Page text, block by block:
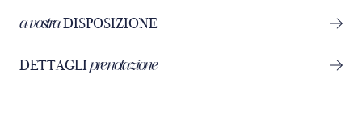
a vostraDISPOSIZIONE
DETTAGLIprenotazione